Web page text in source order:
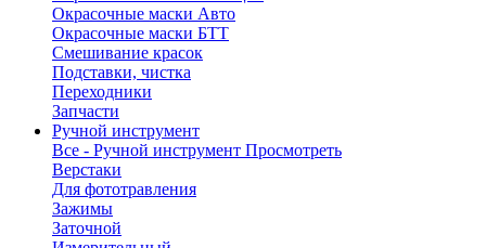
Окрасочные маски Авто
Окрасочные маски БТТ
Смешивание красок
Подставки, чистка
Переходники
Запчасти
Ручной инструмент
Все - Ручной инструмент Просмотреть
Верстаки
Для фототравления
Зажимы
Заточной